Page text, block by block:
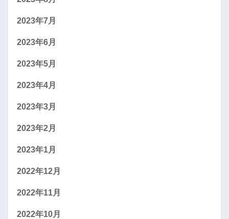
2023年7月
2023年6月
2023年5月
2023年4月
2023年3月
2023年2月
2023年1月
2022年12月
2022年11月
2022年10月